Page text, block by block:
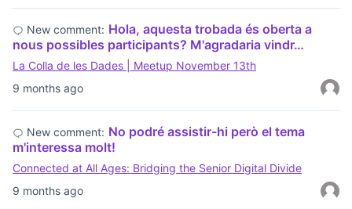
9 months ago
New comment: Hola, aquesta trobada és oberta a
nous possibles participants? M'agradaria vindr…
La Colla de les Dades | Meetup November 13th
9 months ago
New comment: No podré assistir-hi però el tema
m'interessa molt!
Connected at All Ages: Bridging the Senior Digital Divide